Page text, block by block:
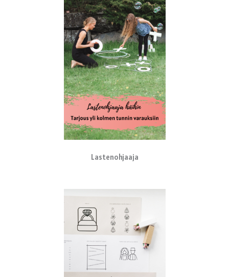
Lastenohjaaja